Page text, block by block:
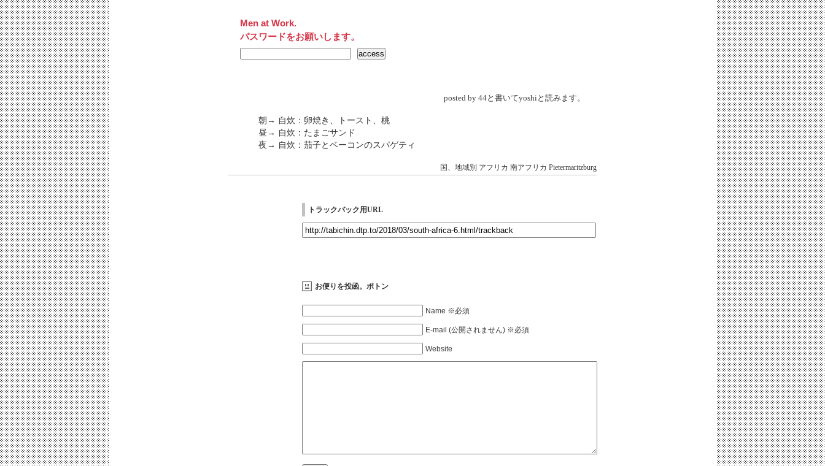
Men at Work.
パスワードをお願いします。
posted by 44と書いてyoshiと読みます。
朝→ 自炊：卵焼き、トースト、桃
昼→ 自炊：たまごサンド
夜→ 自炊：茄子とベーコンのスパゲティ
国、地域別 アフリカ 南アフリカ Pietermaritzburg
トラックバック用URL
お便りを投函。ポトン
Name ※必須
E-mail (公開されません) ※必須
Website